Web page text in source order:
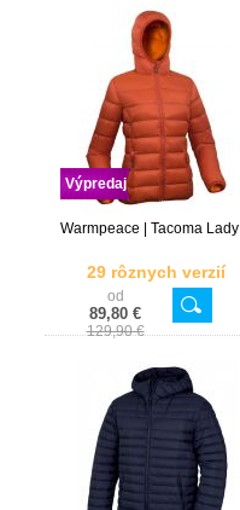
Výpredaj
Warmpeace | Tacoma Lady
29 rôznych verzií
od
89,80 €
129,90 €